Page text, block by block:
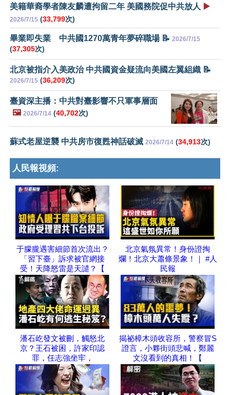
美籍華裔學者陳友麟遭拘留二年 美國務院促中共放人 ▶️
2026/7/15 (33,799次)
畢業即失業 中共國1270萬青年夢碎職場 📝 2026/7/15
(37,305次)
北京被指介入美政治 中共國資金疑流向美國左翼組織 📝
2026/7/15 (36,209次)
臺資深主播：中共對臺影響不只軍事層面
🖼️ 2026/7/14 (40,702次)
蘇式老屋逆襲 中共房市復甦神話破滅 2026/7/14 (34,913次)
人民報視頻:
于朦朧遇害細節首次流出？
「習下臺」訴求被官網接
受！天降怒雷是天譴？【
北京氣氛異常！身份證掏
爛！北京大蕭條景象！｜ #人
民報
潘石屹發文被刪，觸怒北
京？王石被困，許家印認
罪，任志強坐牢，
揭祕樟木頭收容所，警察冒S
證言，小夥街頭悲喊，鄭麗
文沒看到的真相！【